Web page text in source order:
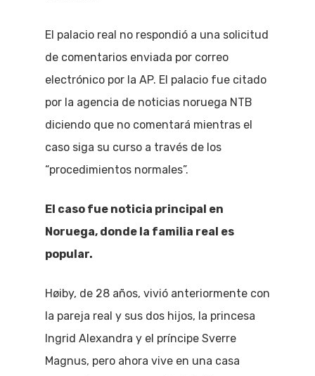
El palacio real no respondió a una solicitud
de comentarios enviada por correo
electrónico por la AP. El palacio fue citado
por la agencia de noticias noruega NTB
diciendo que no comentará mientras el
caso siga su curso a través de los
“procedimientos normales”.
El caso fue noticia principal en
Noruega, donde la familia real es
popular.
Høiby, de 28 años, vivió anteriormente con
la pareja real y sus dos hijos, la princesa
Ingrid Alexandra y el príncipe Sverre
Magnus, pero ahora vive en una casa